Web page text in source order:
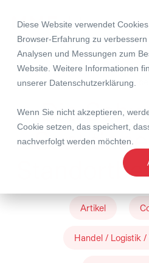
Diese Website verwendet
Browser-Erfahrung zu
Analysen und Messungen zum
Website. Weitere Informationen
unserer Datenschutzerklärung
Wenn Sie nicht akzeptieren,
Cookie setzen, das speichert,
nachverfolgt werden möchten.
18.
Die
Artikel
Handel / Logistik